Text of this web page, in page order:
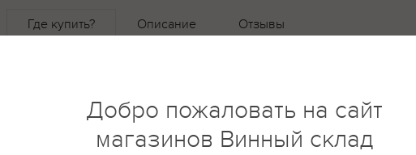
Где купить? Описание Отзывы
Добро пожаловать на сайт
магазинов Винный склад